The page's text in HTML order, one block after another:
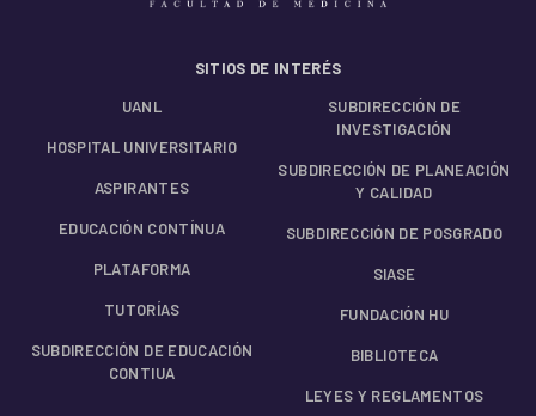
SITIOS DE INTERÉS
UANL
HOSPITAL UNIVERSITARIO
ASPIRANTES
EDUCACIÓN CONTÍNUA
PLATAFORMA
TUTORÍAS
SUBDIRECCIÓN DE EDUCACIÓN
CONTIUA
SUBDIRECCIÓN DE
INVESTIGACIÓN
SUBDIRECCIÓN DE PLANEACIÓN
Y CALIDAD
SUBDIRECCIÓN DE POSGRADO
SIASE
FUNDACIÓN HU
BIBLIOTECA
LEYES Y REGLAMENTOS